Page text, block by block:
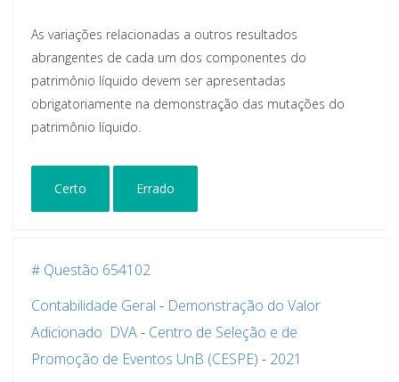
As variações relacionadas a outros resultados
abrangentes de cada um dos componentes do
patrimônio líquido devem ser apresentadas
obrigatoriamente na demonstração das mutações do
patrimônio líquido.
Certo Errado
# Questão 654102
Contabilidade Geral - Demonstração do Valor
Adicionado  DVA- Centro de Seleção e de
Promoção de Eventos UnB (CESPE) - 2021